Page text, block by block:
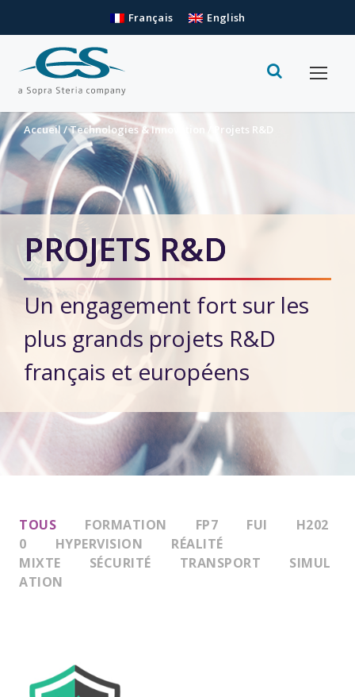
Français English
Accueil/Technologies & Innovation Projets R&D
PROJETS R&D
Un engagement fort sur les
plus grands projets R&D
français et européens
TOUS FORMATION FP7 FUI
H202
0
HYPERVISION
RÉALITÉ
MIXTE
SÉCURITÉ TRANSPORT
SIMUL
ATION